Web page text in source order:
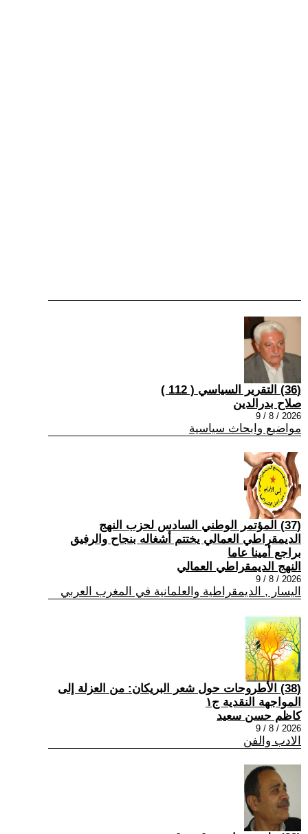
(36) التقرير السياسي ( 112 )
صلاح بدرالدين
2026 / 8 / 9
مواضيع وابحاث سياسية
(37) المؤتمر الوطني السادس لحزب النهج
الديمقراطي العمالي يختتم أشغاله بنجاح والرفيق
براجع أمينا عاما
النهج الديمقراطي العمالي
2026 / 8 / 9
اليسار , الديمقراطية والعلمانية في المغرب العربي
(38) الأطروحات حول شعر البريكان: من العزلة إلى
المواجهة النقدية ج١
كاظم حسن سعيد
2026 / 8 / 9
الادب والفن